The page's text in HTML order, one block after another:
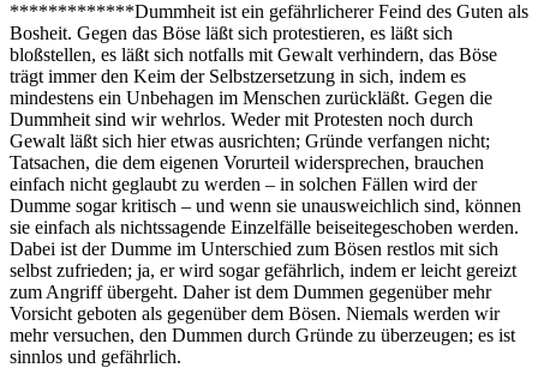
*************Dummheit ist ein gefährlicherer Feind des Guten als
Bosheit. Gegen das Böse läßt sich protestieren, es läßt sich
bloßstellen, es läßt sich notfalls mit Gewalt verhindern, das Böse
trägt immer den Keim der Selbstzersetzung in sich, indem es
mindestens ein Unbehagen im Menschen zurückläßt. Gegen die
Dummheit sind wir wehrlos. Weder mit Protesten noch durch
Gewalt läßt sich hier etwas ausrichten; Gründe verfangen nicht;
Tatsachen, die dem eigenen Vorurteil widersprechen, brauchen
einfach nicht geglaubt zu werden – in solchen Fällen wird der
Dumme sogar kritisch – und wenn sie unausweichlich sind, können
sie einfach als nichtssagende Einzelfälle beiseitegeschoben werden.
Dabei ist der Dumme im Unterschied zum Bösen restlos mit sich
selbst zufrieden; ja, er wird sogar gefährlich, indem er leicht gereizt
zum Angriff übergeht. Daher ist dem Dummen gegenüber mehr
Vorsicht geboten als gegenüber dem Bösen. Niemals werden wir
mehr versuchen, den Dummen durch Gründe zu überzeugen; es ist
sinnlos und gefährlich.